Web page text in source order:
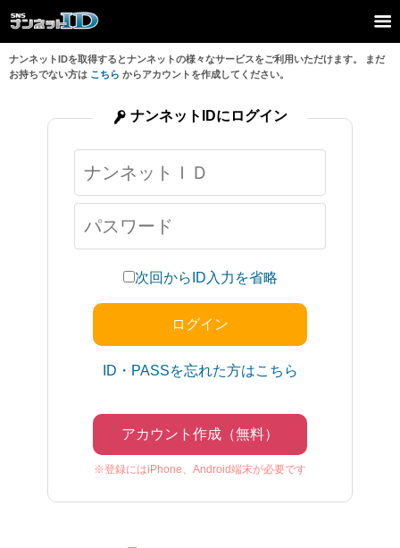
ナンネットIDを取得するとナンネットの様々なサービスをご利用いただけます。 まだ
お持ちでない方は こちら からアカウントを作成してください。
次回からID入力を省略
ID・PASSを忘れた方はこちら
アカウント作成（無料）
※登録にはiPhone、Android端末が必要です
ナンネットIDにログイン